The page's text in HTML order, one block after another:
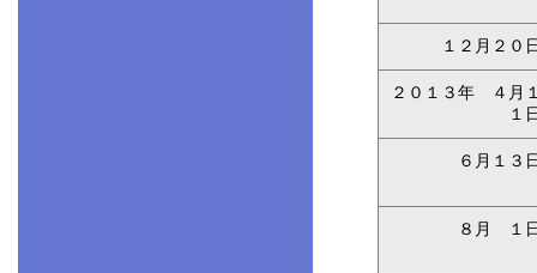
１２月２０
２０１３年 ４月
１
６月１３
８月 １